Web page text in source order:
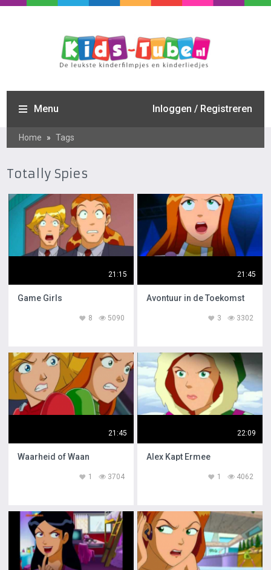
Menu Inloggen / Registreren
Home » Tags
Totally Spies
21:15
Game Girls
5090
8
21:45
Avontuur in de Toekomst
3302
3
21:45
Waarheid of Waan
3704
1
22:09
Alex Kapt Ermee
4062
1